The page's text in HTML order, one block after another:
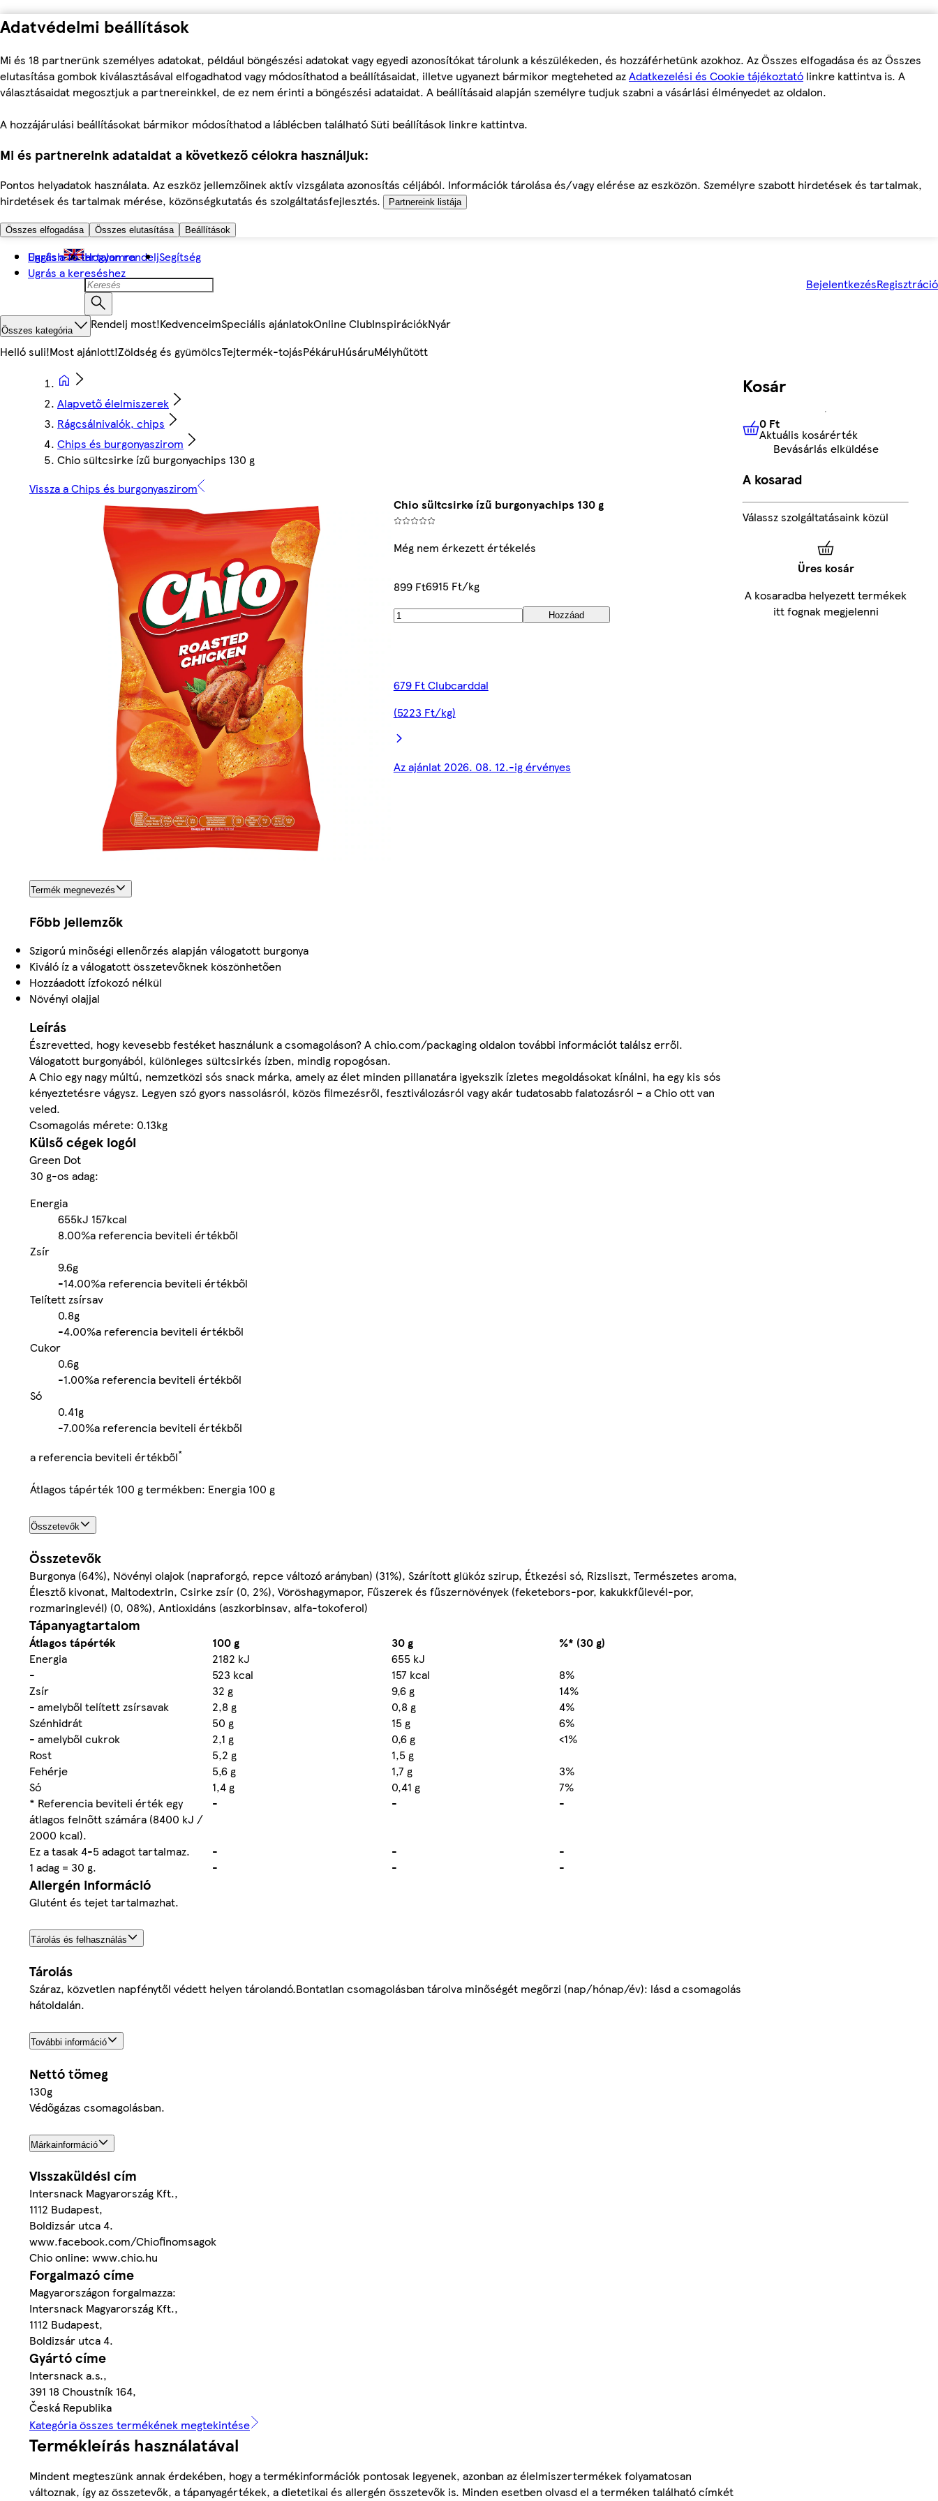
Adatvédelmi beállítások
Mi és 18 partnerünk személyes adatokat, például böngészési adatokat vagy egyedi azonosítókat tárolunk a készülékeden, és hozzáférhetünk azokhoz. Az Összes elfogadása és az Összes
elutasítása gombok kiválasztásával elfogadhatod vagy módosíthatod a beállításaidat, illetve ugyanezt bármikor megteheted azAdatkezelési és Cookie tájékoztató linkre kattintva is. A
választásaidat megosztjuk a partnereinkkel, de ez nem érinti a böngészési adataidat. A beállításaid alapján személyre tudjuk szabni a vásárlási élményedet az oldalon.
A hozzájárulási beállításokat bármikor módosíthatod a láblécben található Süti beállítások linkre kattintva.
Mi és partnereink adataidat a következő célokra használjuk:
Pontos helyadatok használata. Az eszköz jellemzőinek aktív vizsgálata azonosítás céljából. Információk tárolása és/vagy elérése az eszközön. Személyre szabott hirdetések és tartalmak,
hirdetések és tartalmak mérése, közönségkutatás és szolgáltatásfejlesztés.
Partnereink listája
Összes elfogadása Összes elutasítása Beállítások
Ugrás a fő tartalomra
Ugrás a kereséshez
English Hogyan rendeljSegítség
BejelentkezésRegisztráció
Összes kategória Rendelj most!KedvenceimSpeciális ajánlatokOnline ClubInspirációkNyár
Helló suli!Most ajánlott!Zöldség és gyümölcsTejtermék-tojásPékáruHúsáruMélyhűtött
Alapvető élelmiszerek
Rágcsálnivalók, chips
Chips és burgonyaszirom
Chio sültcsirke ízű burgonyachips 130 g
Vissza a Chips és burgonyaszirom
Chio sültcsirke ízű burgonyachips 130 g
Még nem érkezett értékelés
899 Ft6915 Ft/kg
Hozzáad
679 Ft Clubcarddal
(5223 Ft/kg)
Az ajánlat 2026. 08. 12.-ig érvényes
Termék megnevezés
Főbb jellemzők
Szigorú minőségi ellenőrzés alapján válogatott burgonya
Kiváló íz a válogatott összetevőknek köszönhetően
Hozzáadott ízfokozó nélkül
Növényi olajjal
Leírás
Észrevetted, hogy kevesebb festéket használunk a csomagoláson? A chio.com/packaging oldalon további információt találsz erről.
Válogatott burgonyából, különleges sültcsirkés ízben, mindig ropogósan.
A Chio egy nagy múltú, nemzetközi sós snack márka, amely az élet minden pillanatára igyekszik ízletes megoldásokat kínálni, ha egy kis sós
kényeztetésre vágysz. Legyen szó gyors nassolásról, közös filmezésről, fesztiválozásról vagy akár tudatosabb falatozásról – a Chio ott van
veled.
Csomagolás mérete: 0.13kg
Külső cégek logói
Green Dot
30 g-os adag:
Energia
655kJ 157kcal
8.00%a referencia beviteli értékből
Zsír
9.6g
-14.00%a referencia beviteli értékből
Telített zsírsav
0.8g
-4.00%a referencia beviteli értékből
Cukor
0.6g
-1.00%a referencia beviteli értékből
Só
0.41g
-7.00%a referencia beviteli értékből
a referencia beviteli értékből*
Átlagos tápérték 100 g termékben: Energia 100 g
Összetevők
Összetevők
Burgonya (64%), Növényi olajok (napraforgó, repce változó arányban) (31%), Szárított glükóz szirup, Étkezési só, Rizsliszt, Természetes aroma,
Élesztő kivonat, Maltodextrin, Csirke zsír (0, 2%), Vöröshagymapor, Fűszerek és fűszernövények (feketebors-por, kakukkfűlevél-por,
rozmaringlevél) (0, 08%), Antioxidáns (aszkorbinsav, alfa-tokoferol)
Tápanyagtartalom
Átlagos tápérték 100 g 30 g
%* (30 g)
Energia
2182 kJ
655 kJ
-
523 kcal 157 kcal
8%
Zsír
32 g 9,6 g
14%
- amelyből telített zsírsavak
2,8 g 0,8 g
4%
Szénhidrát
50 g 15 g
6%
- amelyből cukrok
2,1 g 0,6 g
<1%
Rost
5,2 g
1,5 g
Fehérje
5,6 g 1,7 g
3%
Só
1,4 g 0,41 g
7%
* Referencia beviteli érték egy
átlagos felnőtt számára (8400 kJ /
2000 kcal).
- - -
Ez a tasak 4-5 adagot tartalmaz. - -
-
1 adag = 30 g.
- - -
Allergén információ
Glutént és tejet tartalmazhat.
Tárolás és felhasználás
Tárolás
Száraz, közvetlen napfénytől védett helyen tárolandó.Bontatlan csomagolásban tárolva minőségét megőrzi (nap/hónap/év): lásd a csomagolás
hátoldalán.
További információ
Nettó tömeg
130g
Védőgázas csomagolásban.
Márkainformáció
Visszaküldési cím
Intersnack Magyarország Kft.,
1112 Budapest,
Boldizsár utca 4.
www.facebook.com/Chiofinomsagok
Chio online: www.chio.hu
Forgalmazó címe
Magyarországon forgalmazza:
Intersnack Magyarország Kft.,
1112 Budapest,
Boldizsár utca 4.
Gyártó címe
Intersnack a.s.,
391 18 Choustník 164,
Česká Republika
Kategória összes termékének megtekintése
Termékleírás használatával
Mindent megteszünk annak érdekében, hogy a termékinformációk pontosak legyenek, azonban az élelmiszertermékek folyamatosan
változnak, így az összetevők, a tápanyagértékek, a dietetikai és allergén összetevők is. Minden esetben olvasd el a terméken található címkét
Kosár
0 FtAktuális kosárérték
0 Ft
Aktuális kosárérték
Bevásárlás elküldése
A kosarad
Válassz szolgáltatásaink közül
Üres kosár
A kosaradba helyezett termékek
itt fognak megjelenni